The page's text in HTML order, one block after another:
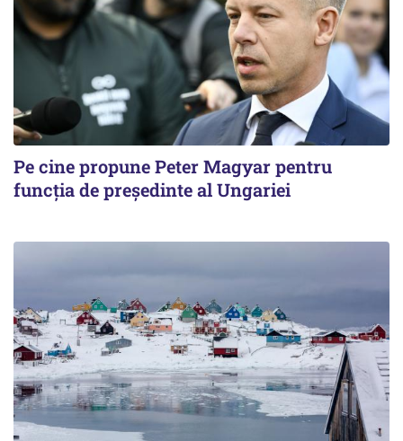
Pe cine propune Peter Magyar pentru
funcția de președinte al Ungariei